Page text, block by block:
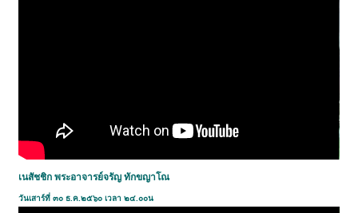
เนสัชชิก พระอาจารย์จรัญ ทักขญาโณ
วันเสาร์ที่ ๓๐ ธ.ค.๒๕๖๐ เวลา ๒๔.๐๐น